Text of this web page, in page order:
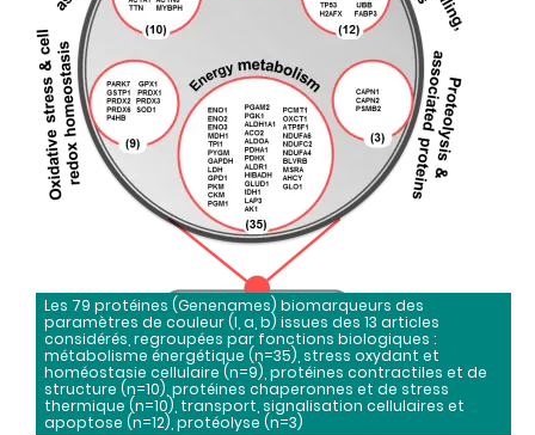
Les 79 protéines (Genenames) biomarqueurs des
paramètres de couleur (l, a, b) issues des 13 articles
considérés, regroupées par fonctions biologiques :
métabolisme énergétique (n=35), stress oxydant et
homéostasie cellulaire (n=9), protéines contractiles et de
structure (n=10), protéines chaperonnes et de stress
thermique (n=10), transport, signalisation cellulaires et
apoptose (n=12), protéolyse (n=3)